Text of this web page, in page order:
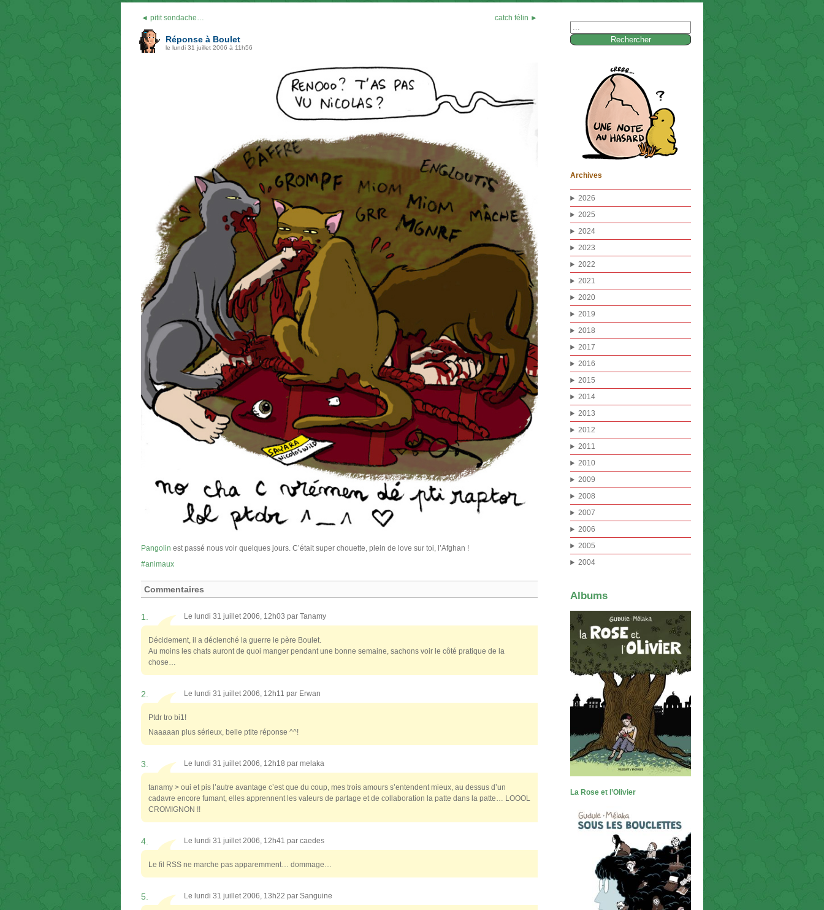
◄ pitit sondache… catch félin ►
Réponse à Boulet
le lundi 31 juillet 2006 à 11h56
Pangolin est passé nous voir quelques jours. C’était super chouette, plein de love sur toi, l’Afghan !
animaux
Commentaires
1. Le lundi 31 juillet 2006, 12h03 par Tanamy
Décidement, il a déclenché la guerre le père Boulet.
Au moins les chats auront de quoi manger pendant une bonne semaine, sachons voir le côté pratique de la
chose…
2. Le lundi 31 juillet 2006, 12h11 par Erwan
Ptdr tro bi1!
Naaaaan plus sérieux, belle ptite réponse ^^!
3. Le lundi 31 juillet 2006, 12h18 par melaka
tanamy > oui et pis l’autre avantage c’est que du coup, mes trois amours s’entendent mieux, au dessus d’un
cadavre encore fumant, elles apprennent les valeurs de partage et de collaboration la patte dans la patte… LOOOL
CROMIGNON !!
4. Le lundi 31 juillet 2006, 12h41 par caedes
Le fil RSS ne marche pas apparemment… dommage…
5. Le lundi 31 juillet 2006, 13h22 par Sanguine
Archives
2026
2025
2024
2023
2022
2021
2020
2019
2018
2017
2016
2015
2014
2013
2012
2011
2010
2009
2008
2007
2006
2005
2004
Albums
La Rose et l’Olivier